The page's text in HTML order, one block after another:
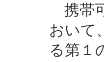
携帯
おいて
る第１